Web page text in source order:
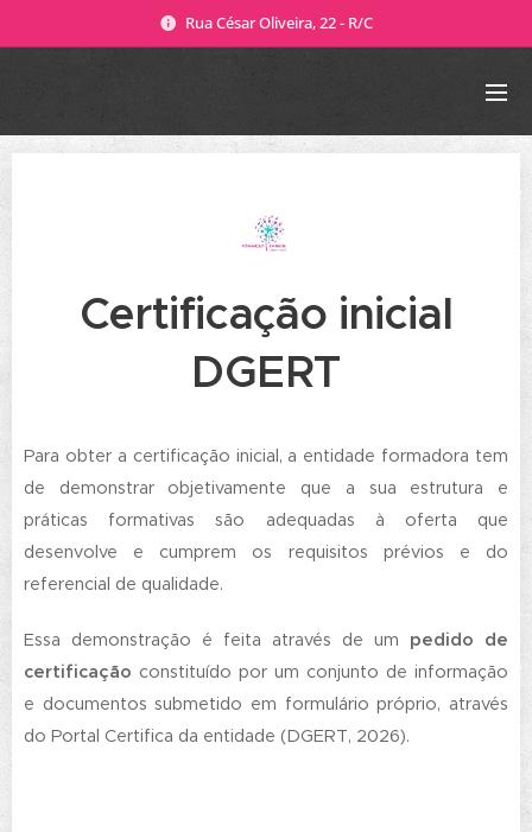
Rua César Oliveira, 22 - R/C
Certificação inicial
DGERT
Para obter a certificação inicial, a entidade formadora tem
de demonstrar objetivamente que a sua estrutura e
práticas formativas são adequadas à oferta que
desenvolve e cumprem os requisitos prévios e do
referencial de qualidade.
Essa demonstração é feita através de um pedido de
certificação constituído por um conjunto de informação
e documentos submetido em formulário próprio, através
do Portal Certifica da entidade (DGERT, 2026).